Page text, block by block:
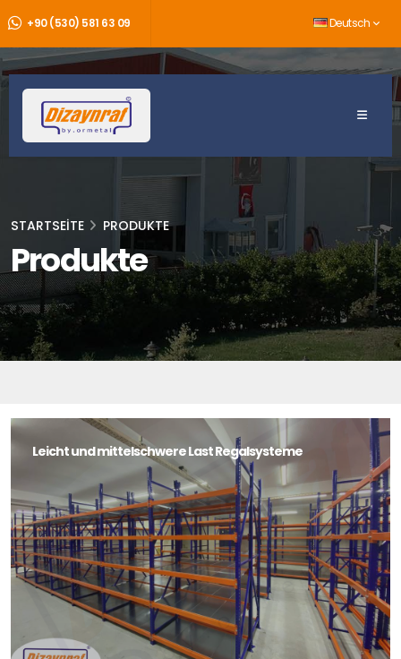
+90 (530) 581 63 09 Deutsch
STARTSEITE PRODUKTE
Produkte
Leicht und mittelschwere Last Regalsysteme